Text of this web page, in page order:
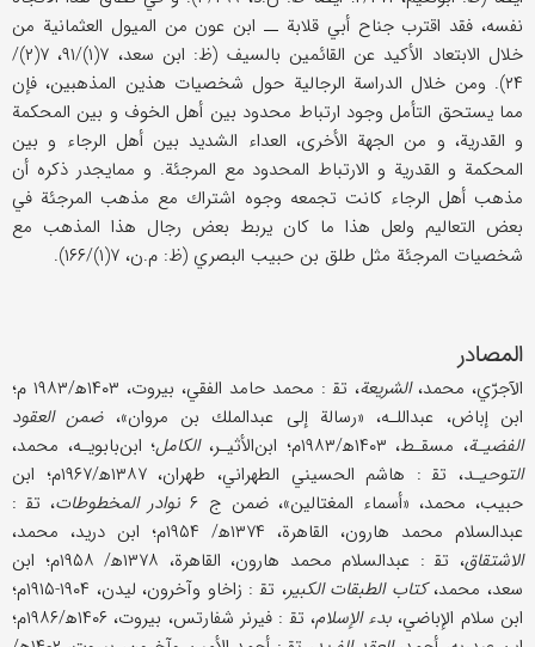
نفسه، فقد اقترب جناح أبي قلابة ــ ابن عون من الميول العثمانية من
خلال الابتعاد الأكيد عن القائمين بالسيف (ظ: ابن سعد، ۷(۱)/۹۱، ۷(۲)/
۲۴). ومن خلال الدراسة الرجالية حول شخصيات هذين المذهبين، فإن
مما يستحق التأمل وجود ارتباط محدود بين أهل الخوف و بين المحكمة
و القدرية، و من الجهة الأخرى، العداء الشديد بين أهل الرجاء و بين
المحكمة و القدرية و الارتباط المحدود مع المرجئة. و ممايجدر ذكره أن
مذهب أهل الرجاء كانت تجمعه وجوه اشتراك مع مذهب المرجئة في
بعض التعاليم ولعل هذا ما كان يربط بعض رجال هذا المذهب مع
شخصيات المرجئة مثل طلق بن حبيب البصري (ظ: م.ن، ۷(۱)/۱۶۶).
المصادر
الآجرّي، محمد،الشريعة
، تق‍ : محمد حامد الفقي، بيروت، ۱۴۰۳ه‍/۱۹۸۳ م؛
ابن إباض، عبداللـه، «رسالة إلى عبدالملك بن مروان»، ضمن العقود
الفضيـة، مسقـط، ۱۴۰۳ه‍/۱۹۸۳م؛ ابن‌الأثيـر، الكامل؛ ابن‌بابويـه، محمد،
التوحيـد
، تق‍ : هاشم الحسيني الطهراني، طهران، ۱۳۸۷ه‍/۱۹۶۷م؛ ابن
حبيب، محمد، «أسماء المغتالين»، ضمن ج ۶
نوادر المخطوطات، تق‍ :
عبدالسلام محمد هارون، القاهرة، ۱۳۷۴ه‍/ ۱۹۵۴م؛ ابن دريد، محمد،
الاشتقاق
، تق‍ : عبدالسلام محمد هارون، القاهرة، ۱۳۷۸ه‍/ ۱۹۵۸م؛ ابن
سعد، محمد،كتاب الطبقات الكبير
، تق‍ : زاخاو وآخرون، ليدن، ۱۹۰۴-۱۹۱۵م؛
ابن سلام الإباضي، بدء الإسلام
، تق‍ : فيرنر شفارتس، بيروت، ۱۴۰۶ه‍/۱۹۸۶م؛